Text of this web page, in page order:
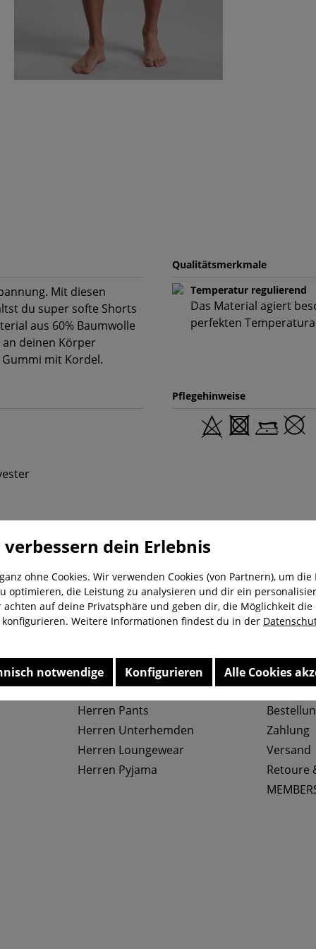
Mit diesen
du super softe Shorts
aus 60% Baumwolle
deinen Körper
mit Kordel.
Qualitätsmerkmale
Temperatur regulierend
Das Material agiert
perfekten
Pflegehinweise
Kostenloser Versand ab 29,-€
Top Kategorien
Herren Slips
Herren Pants
Herren Unterhemden
Herren Loungewear
Herren Pyjama
Zahlung
Versand
Retoure
verbessern dein Erlebnis
ohne Cookies. Wir verwenden Cookies (von Partnern), um
optimieren, die Leistung zu analysieren und dir ein
achten auf deine Privatsphäre und geben dir, die Möglichkeit die
Weitere Informationen findest du in der
notwendige Konfigurieren Alle Cookies